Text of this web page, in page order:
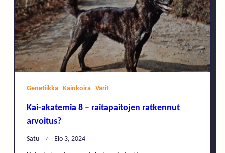
Genetiikka Kainkoira Värit
Kai-akatemia 8 – raitapaitojen ratkennut
arvoitus?
Satu Elo 3, 2024